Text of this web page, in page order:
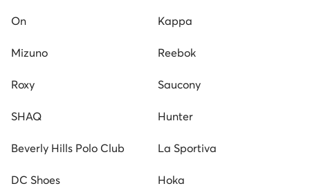
On Kappa
Mizuno Reebok
Roxy Saucony
SHAQ Hunter
Beverly Hills Polo Club La Sportiva
DC Shoes Hoka